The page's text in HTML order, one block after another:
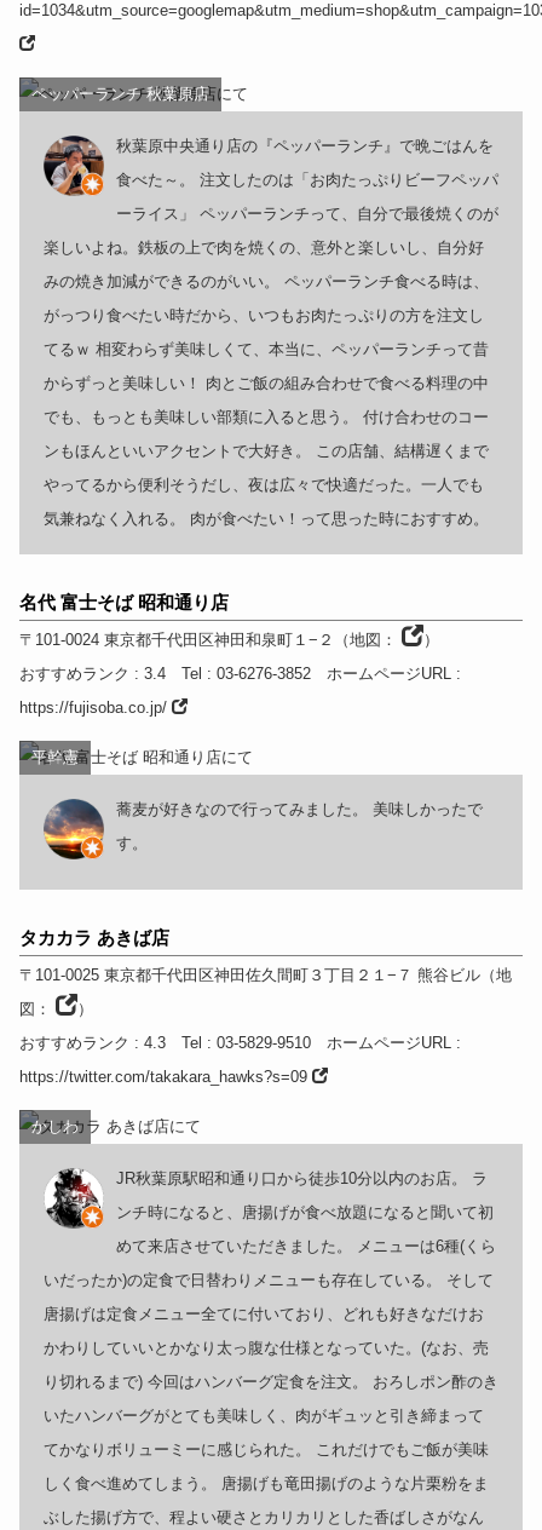
ペッパーランチ 秋葉原店
秋葉原中央通り店の『ペッパーランチ』で晩ごはんを
食べた～。 注文したのは「お肉たっぷりビーフペッパ
ーライス」 ペッパーランチって、自分で最後焼くのが
楽しいよね。鉄板の上で肉を焼くの、意外と楽しいし、自分好
みの焼き加減ができるのがいい。 ペッパーランチ食べる時は、
がっつり食べたい時だから、いつもお肉たっぷりの方を注文し
てるｗ 相変わらず美味しくて、本当に、ペッパーランチって昔
からずっと美味しい！ 肉とご飯の組み合わせで食べる料理の中
でも、もっとも美味しい部類に入ると思う。 付け合わせのコー
ンもほんといいアクセントで大好き。 この店舗、結構遅くまで
やってるから便利そうだし、夜は広々で快適だった。一人でも
気兼ねなく入れる。 肉が食べたい！って思った時におすすめ。
名代 富士そば 昭和通り店
〒101-0024 東京都千代田区神田和泉町１−２ （地図：
）
おすすめランク : 3.4 Tel : 03-6276-3852 ホームページURL:
https://fujisoba.co.jp/
平幹憲
蕎麦が好きなので行ってみました。 美味しかったで
す。
タカカラ あきば店
〒101-0025 東京都千代田区神田佐久間町３丁目２１−７ 熊谷ビル（地
図：
）
おすすめランク : 4.3 Tel : 03-5829-9510 ホームページURL:
https://twitter.com/takakara_hawks?s=09
かしわ
JR秋葉原駅昭和通り口から徒歩10分以内のお店。 ラ
ンチ時になると、唐揚げが食べ放題になると聞いて初
めて来店させていただきました。 メニューは6種(くら
いだったか)の定食で日替わりメニューも存在している。 そして
唐揚げは定食メニュー全てに付いており、どれも好きなだけお
かわりしていいとかなり太っ腹な仕様となっていた。(なお、売
り切れるまで) 今回はハンバーグ定食を注文。 おろしポン酢のき
いたハンバーグがとても美味しく、肉がギュッと引き締まって
てかなりボリューミーに感じられた。 これだけでもご飯が美味
しく食べ進めてしまう。 唐揚げも竜田揚げのような片栗粉をま
ぶした揚げ方で、程よい硬さとカリカリとした香ばしさがなん